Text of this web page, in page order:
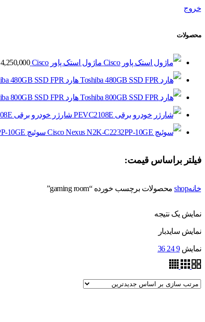
خروج
محصولات
ماژول استک پاور Cisco 4,250,000
هارد Toshiba 480GB SSD FPR
هارد Toshiba 800GB SSD FPR
شارژر خودرو برقی PEVC2108E
سوئیچ Cisco Nexus N2K-C2232PP-10GE
فیلتر براساس قیمت:
خانهshop محصولات برچسب خورده “gaming room”
نمایش یک نتیجه
نمایش سایدبار
نمایش 9
24
36